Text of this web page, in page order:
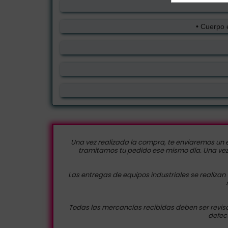
• Cuerpo
Una vez realizada la compra, te enviaremos
tramitamos tu pedido ese mismo día. Una
Las entregas de equipos industriales se
Todas las mercancías recibidas deben ser